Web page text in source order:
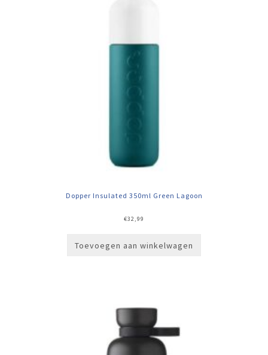
Dopper Insulated 350ml Green Lagoon
€32,99
Toevoegen aan winkelwagen